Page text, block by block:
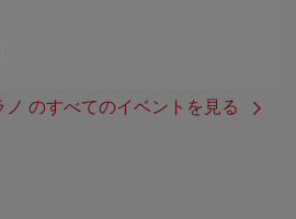
ノ のすべてのイベントを見る